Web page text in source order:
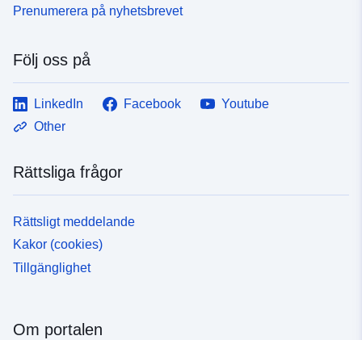
Prenumerera på nyhetsbrevet
Följ oss på
LinkedIn Facebook
Youtube
Other
Rättsliga frågor
Rättsligt meddelande
Kakor (cookies)
Tillgänglighet
Om portalen